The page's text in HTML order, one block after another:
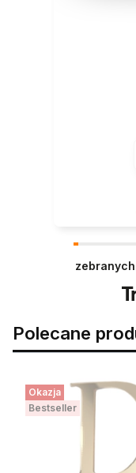
Polecane
Okazja
Bestseller